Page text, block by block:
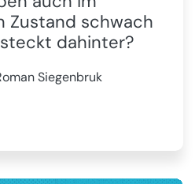
Zustand schwach
dahinter?
Siegenbruk